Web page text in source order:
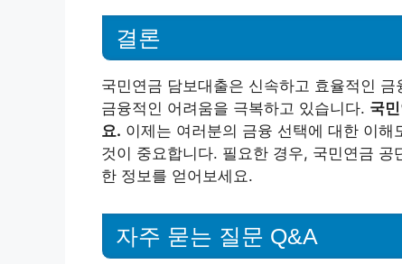
결론
국민연금 담보대출은 신속하고 효율적인
금융적인 어려움을 극복하고 있습니다. 국
요. 이제는 여러분의 금융 선택에 대한 이
것이 중요합니다. 필요한 경우, 국민연금
한 정보를 얻어보세요.
자주 묻는 질문 Q&A